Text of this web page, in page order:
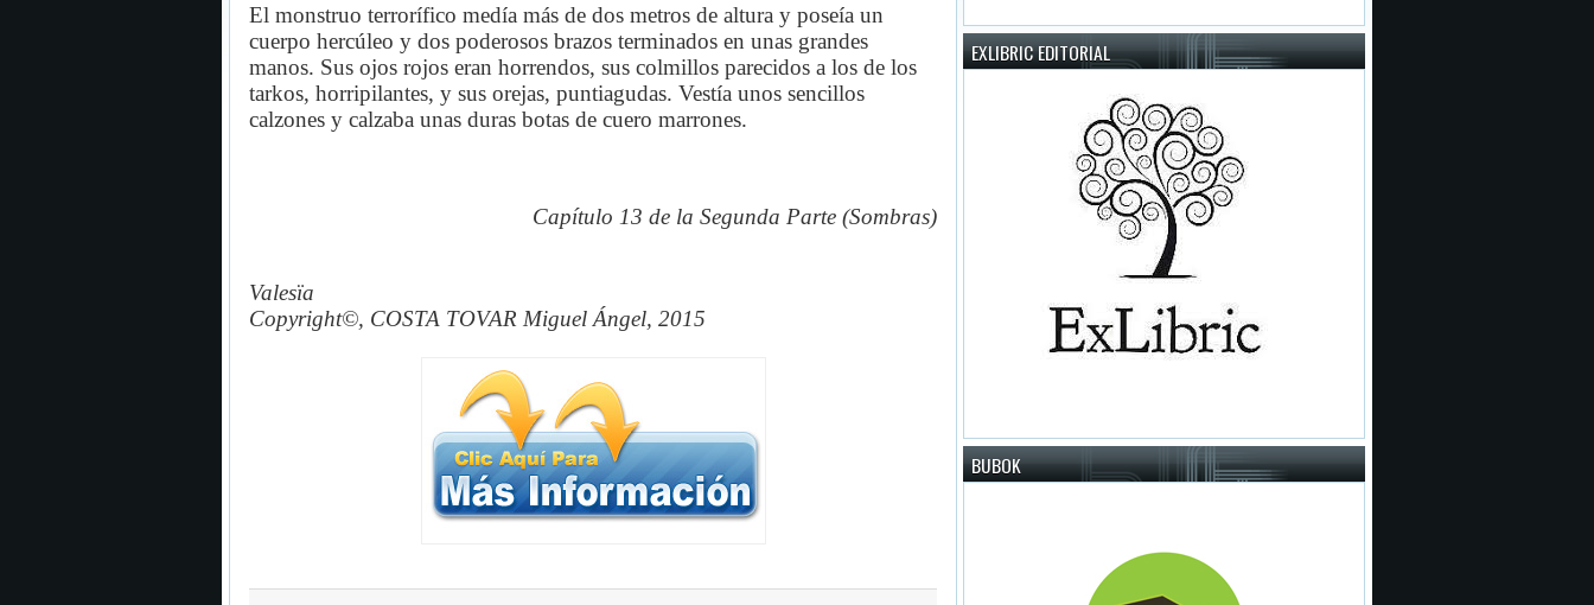
El monstruo terrorífico medía más de dos metros de altura y poseía un
cuerpo hercúleo y dos poderosos brazos terminados en unas grandes
manos. Sus ojos rojos eran horrendos, sus colmillos parecidos a los de los
tarkos, horripilantes, y sus orejas, puntiagudas. Vestía unos sencillos
calzones y calzaba unas duras botas de cuero marrones.
Capítulo 13 de la Segunda Parte (Sombras)
Valesïa
Copyright©, COSTA TOVAR Miguel Ángel, 2015
EXLIBRIC EDITORIAL
BUBOK